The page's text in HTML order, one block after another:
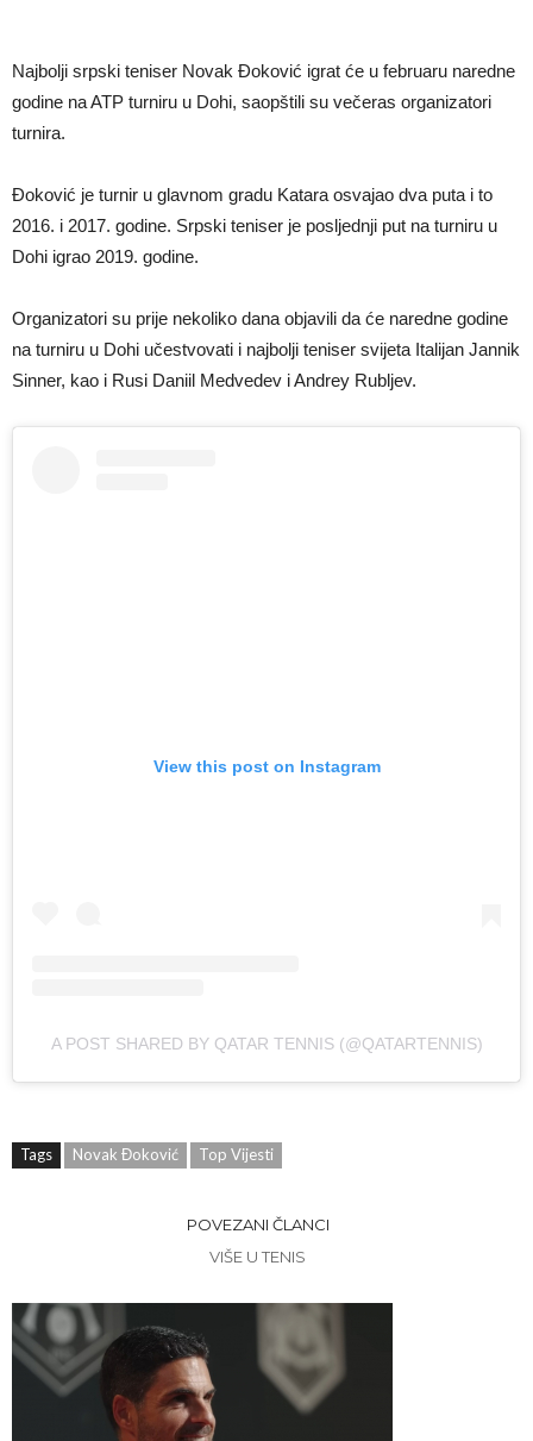
Samo dva fudbalska velikana uspjela su ostvariti “nemoguće”! Jedan
Najbolji srpski teniser Novak Đoković igrat će u februaru naredne
godine na ATP turniru u Dohi, saopštili su večeras organizatori
turnira.
Đoković je turnir u glavnom gradu Katara osvajao dva puta i to
2016. i 2017. godine. Srpski teniser je posljednji put na turniru u
Dohi igrao 2019. godine.
Organizatori su prije nekoliko dana objavili da će naredne godine
na turniru u Dohi učestvovati i najbolji teniser svijeta Italijan Jannik
Sinner, kao i Rusi Daniil Medvedev i Andrey Rubljev.
View this post on Instagram
A POST SHARED BY QATAR TENNIS (@QATARTENNIS)
Tags Novak Đoković Top Vijesti
POVEZANI ČLANCI
VIŠE U TENIS